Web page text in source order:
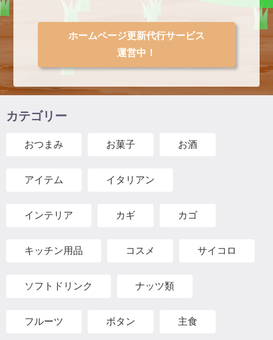
ホームページ更新代行サービス
運営中！
カテゴリー
おつまみ お菓子 お酒
アイテム イタリアン
インテリア カギ カゴ
キッチン用品 コスメ サイコロ
ソフトドリンク ナッツ類
フルーツ ボタン 主食